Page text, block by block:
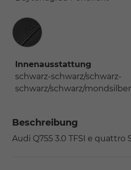
Innenausstattung
Innenausstattung
schwarz-schwarz/schwarz-
schwarz/schwarz/mondsilber
Beschreibung
Audi Q755 3.0 TFSI e quattro